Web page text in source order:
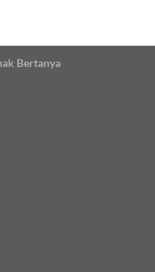
Bertanya